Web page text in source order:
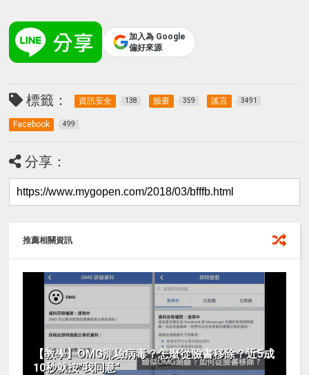
加入為 Google
偏好來源
標籤： 資訊安全 138 臉書 359 謠言 3491
Facebook 499
分享：
推薦相關資訊
【教學】OMG測驗病毒？怎麼從臉書移除？近5成
10秒就按"我同意"